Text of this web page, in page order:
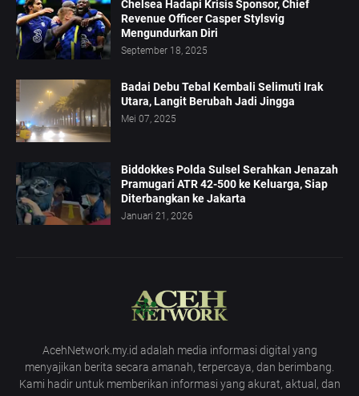
Chelsea Hadapi Krisis Sponsor, Chief
Revenue Officer Casper Stylsvig
Mengundurkan Diri
September 18, 2025
Badai Debu Tebal Kembali Selimuti Irak
Utara, Langit Berubah Jadi Jingga
Mei 07, 2025
Biddokkes Polda Sulsel Serahkan Jenazah
Pramugari ATR 42-500 ke Keluarga, Siap
Diterbangkan ke Jakarta
Januari 21, 2026
AcehNetwork.my.id adalah media informasi digital yang
menyajikan berita secara amanah, terpercaya, dan berimbang.
Kami hadir untuk memberikan informasi yang akurat, aktual, dan